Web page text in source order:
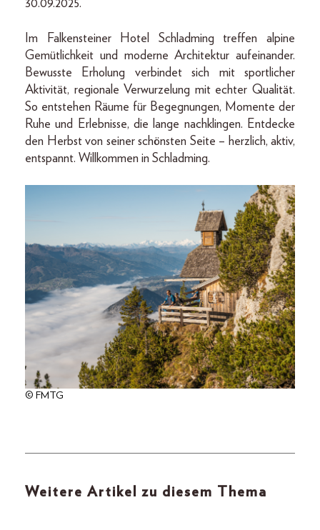
30.09.2025.
Im Falkensteiner Hotel Schladming treffen alpine
Gemütlichkeit und moderne Architektur aufeinander.
Bewusste Erholung verbindet sich mit sportlicher
Aktivität, regionale Verwurzelung mit echter Qualität.
So entstehen Räume für Begegnungen, Momente der
Ruhe und Erlebnisse, die lange nachklingen. Entdecke
den Herbst von seiner schönsten Seite – herzlich, aktiv,
entspannt. Willkommen in Schladming.
© FMTG
Weitere Artikel zu diesem Thema